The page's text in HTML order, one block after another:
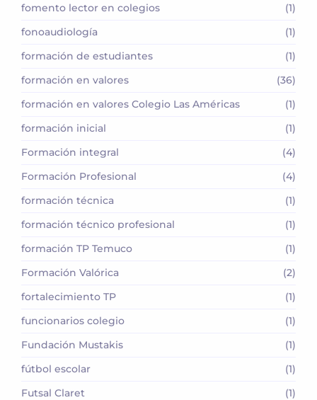
fomento lector en colegios
(1)
fonoaudiología
(1)
formación de estudiantes
(1)
formación en valores
(36)
formación en valores Colegio Las Américas
(1)
formación inicial
(1)
Formación integral
(4)
Formación Profesional
(4)
formación técnica
(1)
formación técnico profesional
(1)
formación TP Temuco
(1)
Formación Valórica
(2)
fortalecimiento TP
(1)
funcionarios colegio
(1)
Fundación Mustakis
(1)
fútbol escolar
(1)
Futsal Claret
(1)